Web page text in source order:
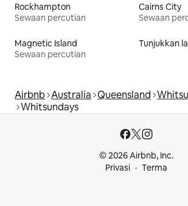
Rockhampton
Sewaan percutian
Cairns City
Sewaan
Magnetic Island
Sewaan percutian
Tunjukkan
Airbnb Australia Queensland
Whitsundays
© 2026 Airbnb, Inc.
Privasi
Terma